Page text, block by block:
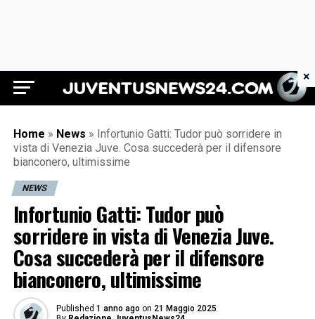
Juventus News 24
Home » News » Infortunio Gatti: Tudor può sorridere in
vista di Venezia Juve. Cosa succederà per il difensore
bianconero, ultimissime
NEWS
Infortunio Gatti: Tudor può
sorridere in vista di Venezia Juve.
Cosa succederà per il difensore
bianconero, ultimissime
Published 1 anno ago on 21 Maggio 2025
×